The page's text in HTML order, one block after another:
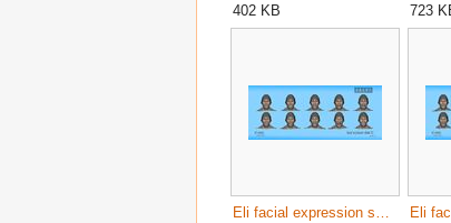
402 KB
723
Eli facial expression sheet 1.jpg